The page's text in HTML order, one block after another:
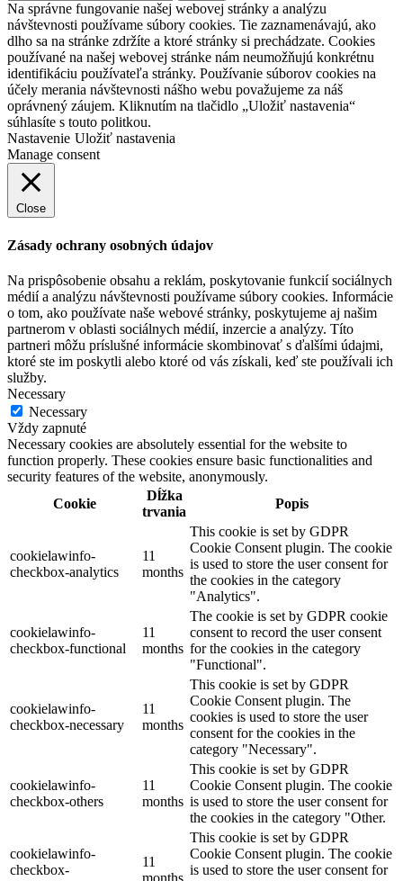
Na správne fungovanie našej webovej stránky a analýzu
návštevnosti používame súbory cookies. Tie zaznamenávajú, ako
dlho sa na stránke zdržíte a ktoré stránky si prechádzate. Cookies
používané na našej webovej stránke nám neumožňujú konkrétnu
identifikáciu používateľa stránky. Používanie súborov cookies na
účely merania návštevnosti nášho webu považujeme za náš
oprávnený záujem. Kliknutím na tlačidlo „Uložiť nastavenia“
súhlasíte s touto politkou.
Nastavenie Uložiť nastavenia
Manage consent
Close
Zásady ochrany osobných údajov
Na prispôsobenie obsahu a reklám, poskytovanie funkcií sociálnych
médií a analýzu návštevnosti používame súbory cookies. Informácie
o tom, ako používate naše webové stránky, poskytujeme aj našim
partnerom v oblasti sociálnych médií, inzercie a analýzy. Títo
partneri môžu príslušné informácie skombinovať s ďalšími údajmi,
ktoré ste im poskytli alebo ktoré od vás získali, keď ste používali ich
služby.
Necessary
Necessary
Vždy zapnuté
Necessary cookies are absolutely essential for the website to
function properly. These cookies ensure basic functionalities and
security features of the website, anonymously.
Cookie
Dĺžka
trvania
Popis
cookielawinfo-
checkbox-analytics
11
months
This cookie is set by GDPR
Cookie Consent plugin. The cookie
is used to store the user consent for
the cookies in the category
"Analytics".
cookielawinfo-
checkbox-functional
11
months
The cookie is set by GDPR cookie
consent to record the user consent
for the cookies in the category
"Functional".
cookielawinfo-
checkbox-necessary
11
months
This cookie is set by GDPR
Cookie Consent plugin. The
cookies is used to store the user
consent for the cookies in the
category "Necessary".
cookielawinfo-
checkbox-others
11
months
This cookie is set by GDPR
Cookie Consent plugin. The cookie
is used to store the user consent for
the cookies in the category "Other.
cookielawinfo-
checkbox-
11
months
This cookie is set by GDPR
Cookie Consent plugin. The cookie
is used to store the user consent for